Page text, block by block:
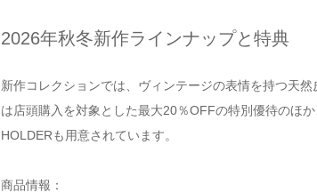
2026年秋冬新作ラインナップと特典
新作コレクションでは、ヴィンテージの表情を持つ天
は店頭購入を対象とした最大20％OFFの特別優待のほ
HOLDERも用意されています。
商品情報：